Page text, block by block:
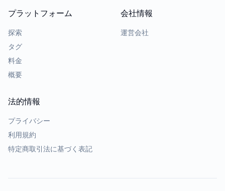
プラットフォーム
探索
タグ
料金
概要
会社情報
運営会社
法的情報
プライバシー
利用規約
特定商取引法に基づく表記